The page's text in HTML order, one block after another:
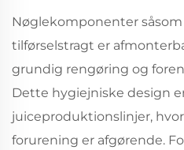
Nøglekomponenter
tilførselstragt er
grundig rengøring og
Dette hygiejniske design
juiceproduktionslinjer,
forurening er afgørende.